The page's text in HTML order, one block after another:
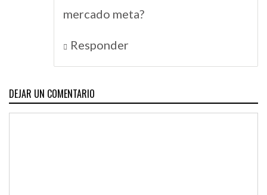
mercado meta?
Responder
DEJAR UN COMENTARIO